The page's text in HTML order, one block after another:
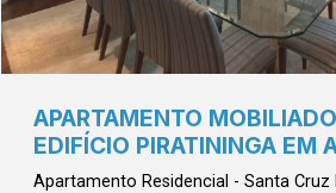
APARTAMENTO
EDIFÍCIO PIRATININGA EM
Apartamento Residencial - Santa Cruz